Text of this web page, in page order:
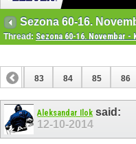
Sezona 60-16.
Thread: Sezona 60-16. Novembar -
82 83 84 85 86
102 103
Aleksandar Ilok said:
12-10-2014